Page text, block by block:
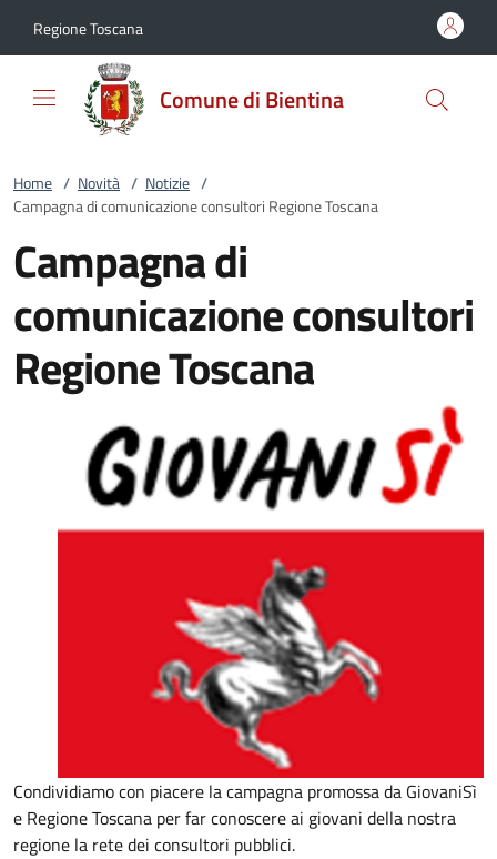
Regione Toscana
Comune di Bientina
Home / Novità / Notizie /
Campagna di comunicazione consultori Regione Toscana
Campagna di
comunicazione consultori
Regione Toscana
Condividiamo con piacere la campagna promossa da GiovaniSì
e Regione Toscana per far conoscere ai giovani della nostra
regione la rete dei consultori pubblici.